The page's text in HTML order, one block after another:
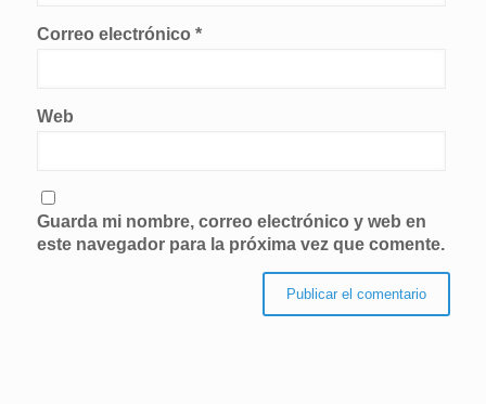
Correo electrónico *
Web
Guarda mi nombre, correo electrónico y web en
este navegador para la próxima vez que comente.